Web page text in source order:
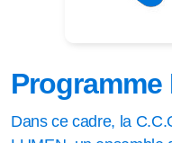
Programme
Dans ce cadre, la